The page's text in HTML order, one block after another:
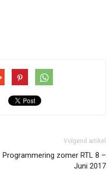
Volgend artikel
Programmering zomer RTL 8 –
Juni 2017